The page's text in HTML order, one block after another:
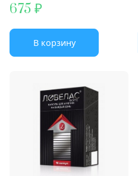
675
В корзину